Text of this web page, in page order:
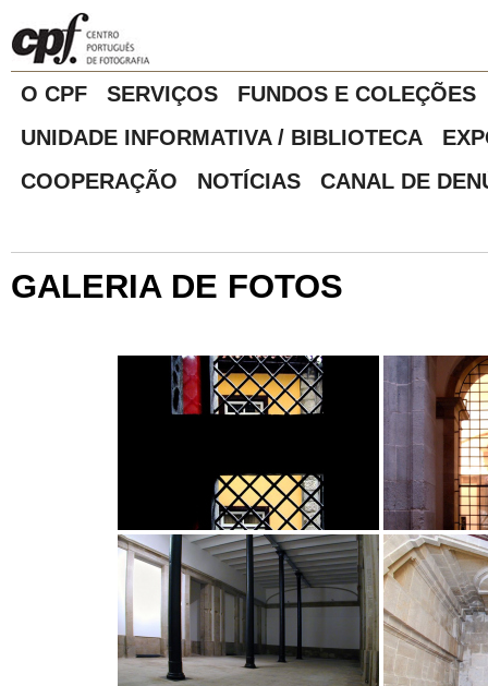
O CPF SERVIÇOS
FUNDOS E COLEÇÕES
UNIDADE INFORMATIVA / BIBLIOTECA
COOPERAÇÃO
NOTÍCIAS CANAL DE
GALERIA DE FOTOS